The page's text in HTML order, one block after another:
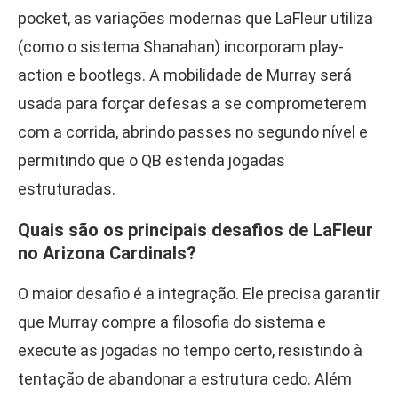
pocket, as variações modernas que LaFleur utiliza
(como o sistema Shanahan) incorporam play-
action e bootlegs. A mobilidade de Murray será
usada para forçar defesas a se comprometerem
com a corrida, abrindo passes no segundo nível e
permitindo que o QB estenda jogadas
estruturadas.
Quais são os principais desafios de LaFleur
no Arizona Cardinals?
O maior desafio é a integração. Ele precisa garantir
que Murray compre a filosofia do sistema e
execute as jogadas no tempo certo, resistindo à
tentação de abandonar a estrutura cedo. Além